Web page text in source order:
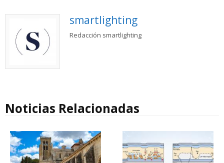
smartlighting
Redacción smartlighting
Noticias Relacionadas